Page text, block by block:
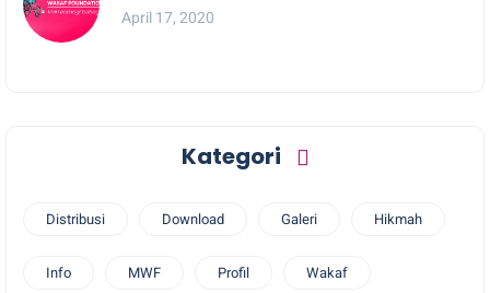
April 17, 2020
Kategori
Distribusi Download Galeri Hikmah
Info MWF Profil Wakaf